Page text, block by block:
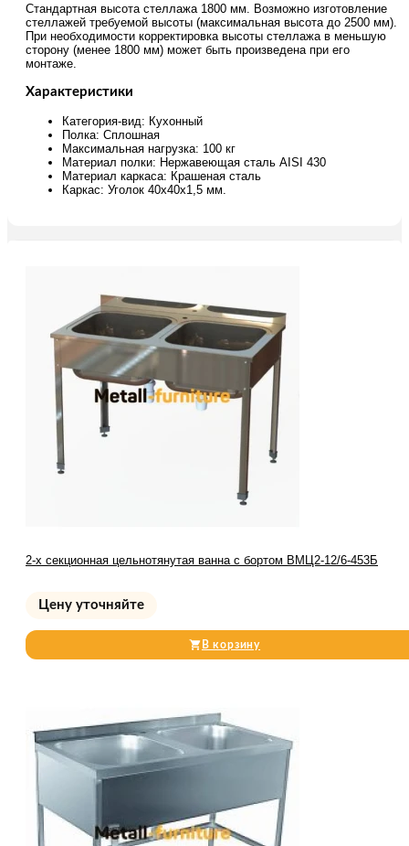
Стандартная высота стеллажа 1800 мм. Возможно изготовление
стеллажей требуемой высоты (максимальная высота до 2500 мм).
При необходимости корректировка высоты стеллажа в меньшую
сторону (менее 1800 мм) может быть произведена при его
монтаже.
Характеристики
Категория-вид: Кухонный
Полка: Сплошная
Максимальная нагрузка: 100 кг
Материал полки: Нержавеющая сталь AISI 430
Материал каркаса: Крашеная сталь
Каркас: Уголок 40х40х1,5 мм.
2-х секционная цельнотянутая ванна с бортом ВМЦ2-12/6-453Б
Цену уточняйте
В корзину